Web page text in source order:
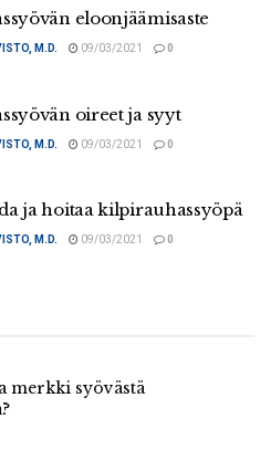
eloonjäämisaste
M.D. 09/03/2021 0
oireet ja syyt
M.D. 09/03/2021 0
ja hoitaa kilpirauhassyöpä
M.D. 09/03/2021 0
merkki syövästä